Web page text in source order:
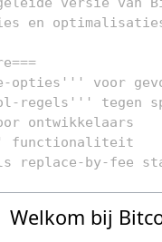
Welkom bij